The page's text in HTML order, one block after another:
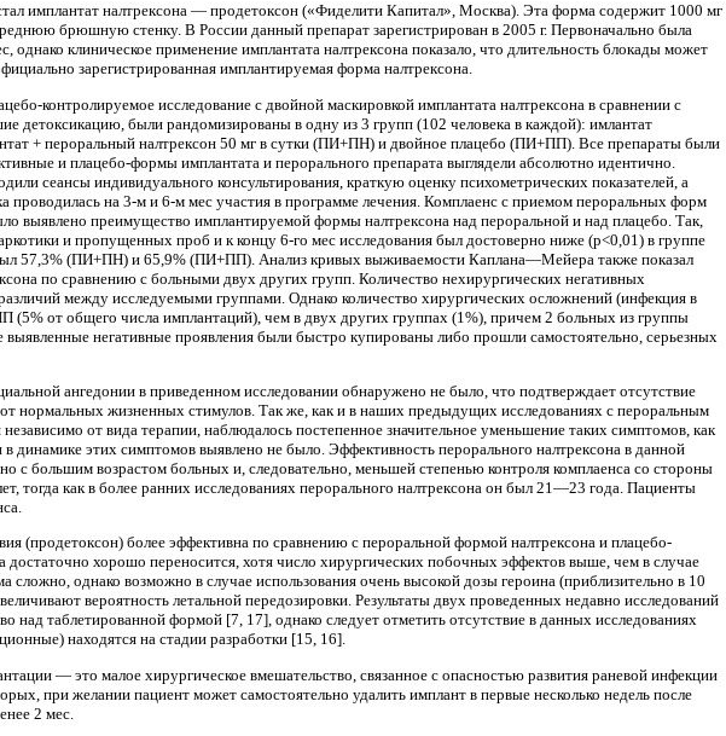
имплантат налтрексона — продетоксон («Фиделити Капитал», Москва). Эта форма содержит 1000 мг
брюшную стенку. В России данный препарат зарегистрирован в 2005 г. Первоначально была
клиниче­ское применение имплантата налтрексона показало, что длительность блокады может
зарегистрирован­ная имплантируемая форма налтрексона.
контролируемое исследование с двойной маскиров­кой имплантата налтрексона в сравнении с
были рандомизированы в одну из 3 групп (102 человека в каждой): имлантат
+ пероральный нал­трексон 50 мг в сутки (ПИ+ПН) и двойное плацебо (ПИ+ПП). Все препараты были
и плацебо-формы имплантата и перорального препарата выглядели абсо­лютно идентично.
сеансы индивидуального консуль­тирования, краткую оценку психометрических по­казателей, а
проводилась на 3-м и 6-м мес участия в про­грамме лечения. Комплаенс с приемом пероральных форм
выявлено преимущество имплантируемой формы налтрексона над пероральной и над плацебо. Так,
и пропущенных проб и к концу 6-го мес исследова­ния был достоверно ниже (p<0,01) в группе
57,3% (ПИ+ПН) и 65,9% (ПИ+ПП). Анализ кривых выживаемости Каплана—Мейера также показал
по сравнению с больны­ми двух других групп. Количество нехирургических негативных
между исследуемыми группами. Однако количество хирургических осложнений (инфекция в
от общего числа имплантаций), чем в двух других группах (1%), причем 2 больных из группы
не­гативные проявления были быстро купированы ли­бо прошли самостоятельно, серьезных
ангедонии в приведенном исследовании обна­ружено не было, что подтверждает отсутствие
нормальных жизненных стимулов. Так же, как и в наших преды­дущих исследованиях с пероральным
от вида те­рапии, наблюдалось постепенное значительное уменьшение таких симптомов, как
этих симпто­мов выявлено не было. Эффективность перорального налтрексона в данной
большим возрастом больных и, следовательно, меньшей степенью контроля комплаенса со стороны
тогда как в более ранних исследованиях перорального налтрексона он был 21—23 года. Па­циенты
(продетоксон) более эффективна по сравнению с пероральной формой налтрексона и плацебо-
хорошо переносится, хотя число хирургиче­ских побочных эффектов выше, чем в случае
однако возможно в случае использования очень высокой дозы героина (приблизительно в 10
вероят­ность летальной передозировки. Результаты двух проведенных недавно исследований
над таблетированной формой [7, 17], однако следует отметить отсут­ствие в данных исследованиях
находятся на ста­дии разработки [15, 16].
— это малое хирургическое вмешательство, связан­ное с опасностью развития раневой инфекции
при желании пациент может самостоятельно удалить имплант в первые несколько недель после
2 мес.